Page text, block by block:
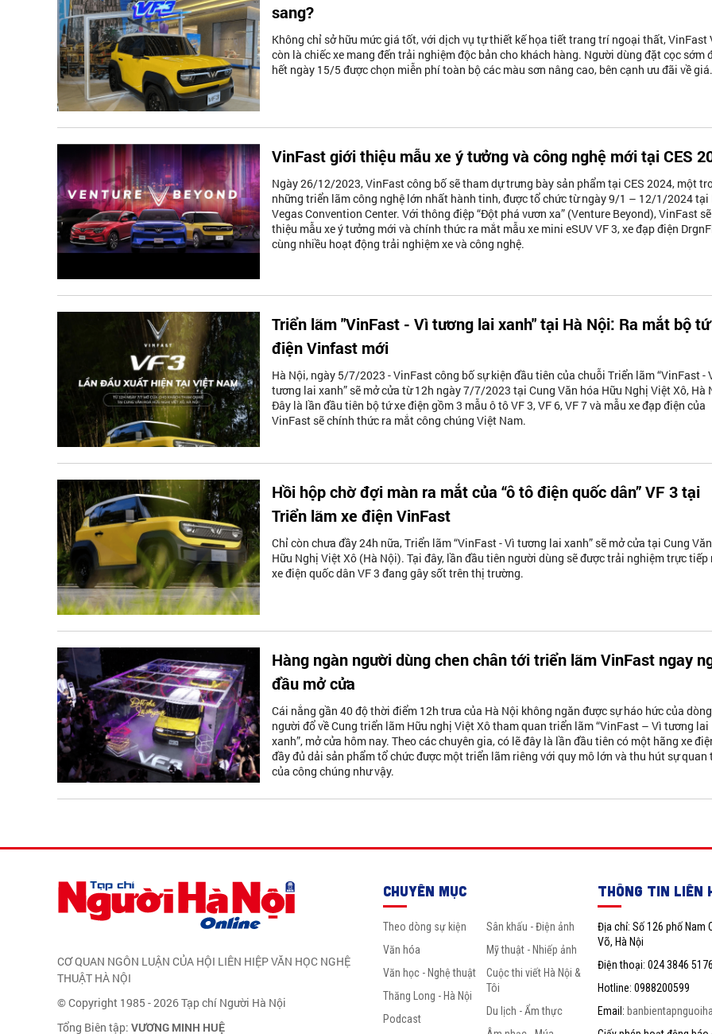
sang?
Không chỉ sở hữu mức giá tốt, với dịch vụ tự thiết kế họa tiết trang trí ngoại thất, VinFast
còn là chiếc xe mang đến trải nghiệm độc bản cho khách hàng. Người dùng đặt cọc sớm
hết ngày 15/5 được chọn miễn phí toàn bộ các màu sơn nâng cao, bên cạnh ưu đãi về giá.
VinFast giới thiệu mẫu xe ý tưởng và công nghệ mới tại CES
Ngày 26/12/2023, VinFast công bố sẽ tham dự trưng bày sản phẩm tại CES 2024, một
những triển lãm công nghệ lớn nhất hành tinh, được tổ chức từ ngày 9/1 – 12/1/2024 tại
Vegas Convention Center. Với thông điệp “Đột phá vươn xa” (Venture Beyond), VinFast
thiệu mẫu xe ý tưởng mới và chính thức ra mắt mẫu xe mini eSUV VF 3, xe đạp điện
cùng nhiều hoạt động trải nghiệm xe và công nghệ.
Triển lãm "VinFast - Vì tương lai xanh" tại Hà Nội: Ra mắt bộ
điện Vinfast mới
Hà Nội, ngày 5/7/2023 - VinFast công bố sự kiện đầu tiên của chuỗi Triển lãm “VinFast -
tương lai xanh” sẽ mở cửa từ 12h ngày 7/7/2023 tại Cung Văn hóa Hữu Nghị Việt Xô, Hà
Đây là lần đầu tiên bộ tứ xe điện gồm 3 mẫu ô tô VF 3, VF 6, VF 7 và mẫu xe đạp điện của
VinFast sẽ chính thức ra mắt công chúng Việt Nam.
Hồi hộp chờ đợi màn ra mắt của “ô tô điện quốc dân” VF 3 tại
Triển lãm xe điện VinFast
Chỉ còn chưa đầy 24h nữa, Triển lãm “VinFast - Vì tương lai xanh” sẽ mở cửa tại Cung
Hữu Nghị Việt Xô (Hà Nội). Tại đây, lần đầu tiên người dùng sẽ được trải nghiệm trực tiếp
xe điện quốc dân VF 3 đang gây sốt trên thị trường.
Hàng ngàn người dùng chen chân tới triển lãm VinFast ngay
đầu mở cửa
Cái nắng gần 40 độ thời điểm 12h trưa của Hà Nội không ngăn được sự háo hức của dòng
người đổ về Cung triển lãm Hữu nghị Việt Xô tham quan triển lãm “VinFast – Vì tương lai
xanh”, mở cửa hôm nay. Theo các chuyên gia, có lẽ đây là lần đầu tiên có một hãng xe
đầy đủ dải sản phẩm tổ chức được một triển lãm riêng với quy mô lớn và thu hút sự quan
của công chúng như vậy.
CƠ QUAN NGÔN LUẬN CỦA HỘI LIÊN HIỆP VĂN HỌC NGHỆ
THUẬT HÀ NỘI
© Copyright 1985 - 2026 Tạp chí Người Hà Nội
Tổng Biên tập: VƯƠNG MINH HUỆ
CHUYÊN MỤC
Theo dòng sự kiện
Văn hóa
Văn học - Nghệ thuật
Thăng Long - Hà Nội
Podcast
Sân khấu - Điện ảnh
Mỹ thuật - Nhiếp ảnh
Cuộc thi viết Hà Nội &
Tôi
Du lịch - Ẩm thực
THÔNG TIN LIÊN
Địa chỉ: Số 126 phố Nam
Võ, Hà Nội
Điện thoại: 024 3846 5176
Hotline: 0988200599
Email: